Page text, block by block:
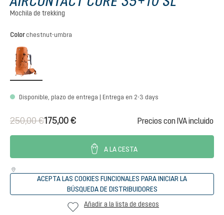
Mochila de trekking
Seleccione
Color chestnut-umbra
Disponible, plazo de entrega | Entrega en 2-3 days
175,00 €
250,00 € Precios con IVA incluido
A LA CESTA
ACEPTA LAS COOKIES FUNCIONALES PARA INICIAR LA
BÚSQUEDA DE DISTRIBUIDORES
Añadir a la lista de deseos